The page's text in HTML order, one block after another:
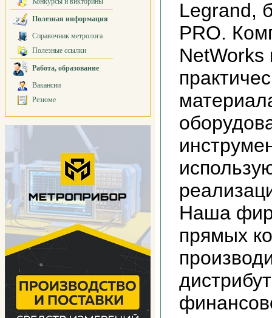
Полезная информация
Справочник метролога
Полезные ссылки
Работа, образование
Вакансии
Резюме